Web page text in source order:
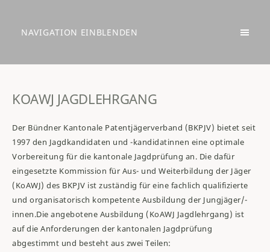
NAVIGATION EINBLENDEN
KOAWJ JAGDLEHRGANG
Der Bündner Kantonale Patentjägerverband (BKPJV) bietet seit
1997 den Jagdkandidaten und -kandidatinnen eine optimale
Vorbereitung für die kantonale Jagdprüfung an. Die dafür
eingesetzte Kommission für Aus- und Weiterbildung der Jäger
(KoAWJ) des BKPJV ist zuständig für eine fachlich qualifizierte
und organisatorisch kompetente Ausbildung der Jungjäger/-
innen.Die angebotene Ausbildung (KoAWJ Jagdlehrgang) ist
auf die Anforderungen der kantonalen Jagdprüfung
abgestimmt und besteht aus zwei Teilen: